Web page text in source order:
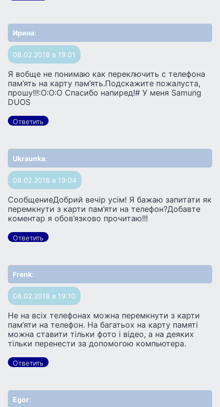
Ирина:
08.02.2018 в 19:01
Я вобще не понимаю как переключить с телефона
пам’ять на карту пам’ять.Подскажите пожалуста,
прошу!!!:O:O:O Спасибо напиред!# У меня Samung
DUOS
Ответить
Ukraunka:
08.02.2018 в 19:04
СообщениеДобрий вечір усім! Я бажаю запитати як
перемкнути з карти пам’яти на телефон?Добавте
коментар я обов’язково прочитаю!!!
Ответить
Frenk:
08.02.2018 в 19:10
Не на всіх телефонах можна перемкнути з карти
пам’яти на телефон. На багатьох на карту памяті
можна ставити тільки фото і відео, а на деяких
тільки перенести за допомогою компьютера.
Ответить
Egor: